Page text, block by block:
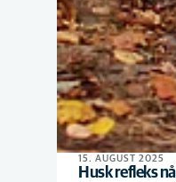
15. AUGUST 2025
Husk refleks